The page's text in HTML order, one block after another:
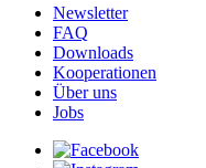
Newsletter
FAQ
Downloads
Kooperationen
Über uns
Jobs